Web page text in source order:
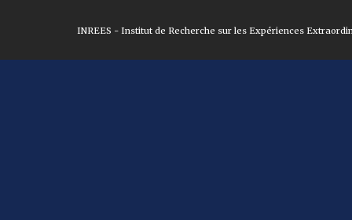
INREES - Institut de Recherche sur les Expériences